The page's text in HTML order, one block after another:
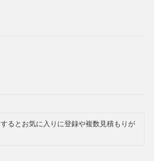
するとお気に入りに登録や複数見積もりが